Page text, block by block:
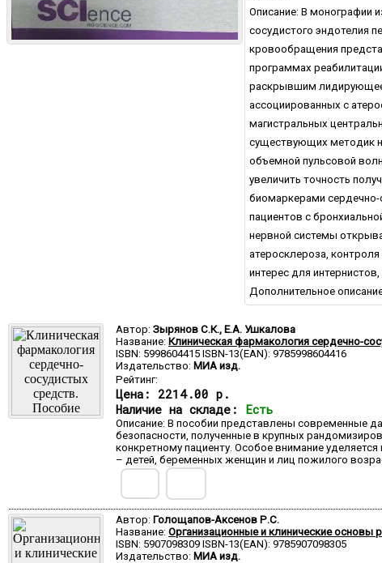
Описание: В монографии
сосудистого эндотелия
кровообращения
программах
раскрывшим лидирующее
ассоциированных с
магистральных
существующих методик
объемной пульсовой
увеличить точность
биомаркерами
пациентов с
нервной системы
атеросклероза,
интерес для
Дополнительное
Автор: Зырянов С.К., Е.А. Ушкалова
Название: Клиническая фармакология сердечно-
ISBN: 5998604415 ISBN-13(EAN): 9785998604416
Издательство: МИА изд.
Рейтинг:
Цена: 2214.00 р.
Наличие на складе: Есть
Описание: В пособии представлены современные
безопасности, полученные в крупных
конкретному пациенту. Особое внимание
– детей, беременных женщин и лиц пожилого
Автор: Голощапов-Аксенов Р.С.
Название: Организационные и клинические основы
ISBN: 5907098309 ISBN-13(EAN): 9785907098305
Издательство: МИА изд.